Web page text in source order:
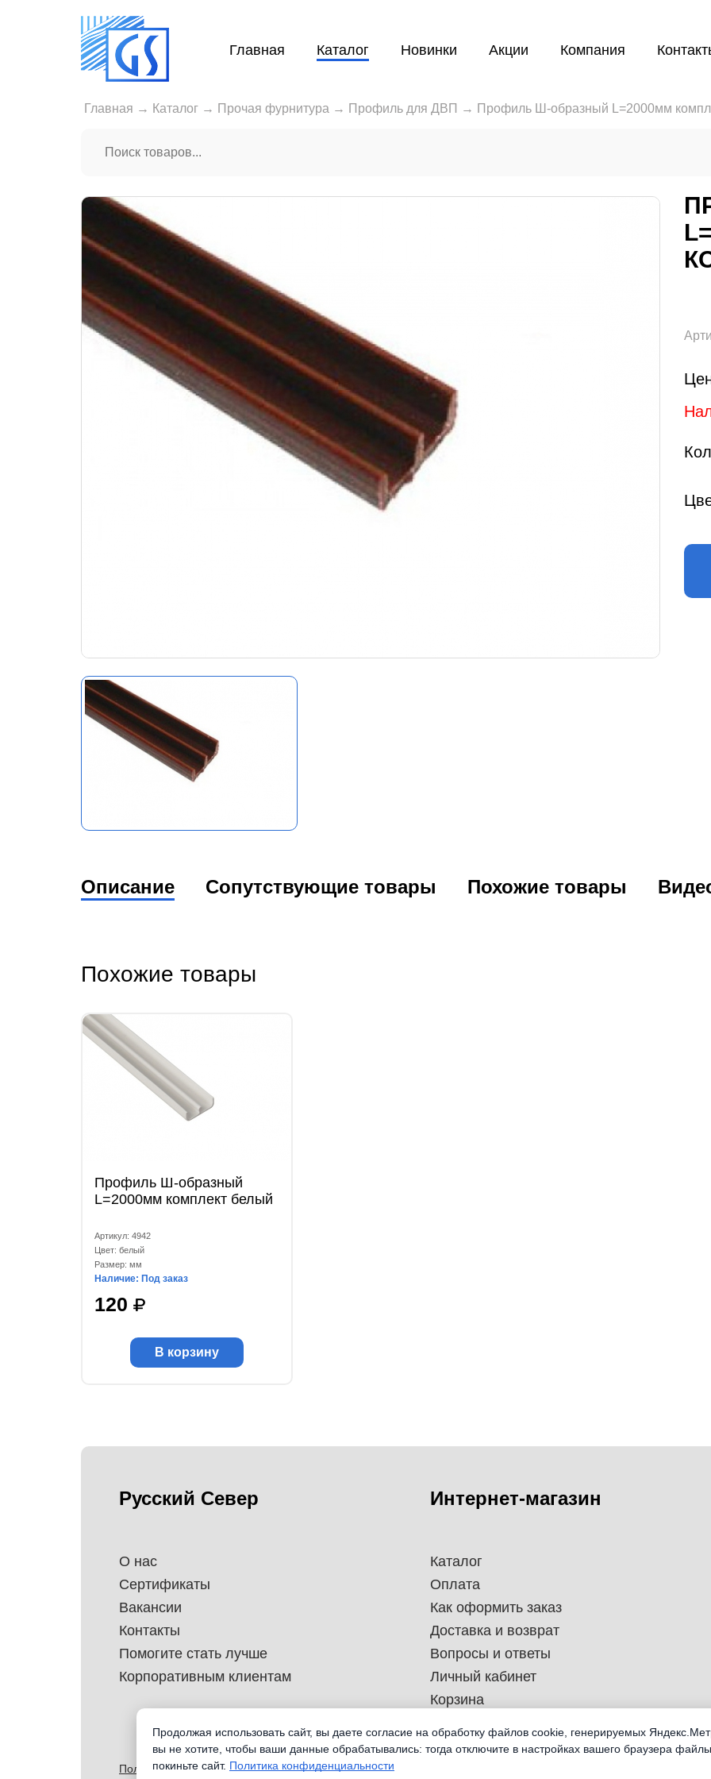
Главная Каталог Новинки Акции Компания
Главная → Каталог → Прочая фурнитура → Профиль для ДВП → Профиль Ш-образный L=2000мм
Описание Сопутствующие товары Похожие товары
Похожие товары
Профиль Ш-образный
L=2000мм комплект белый
Артикул: 4942
Цвет: белый
Размер: мм
Наличие: Под заказ
120
В корзину
Русский Север
О нас
Сертификаты
Вакансии
Контакты
Помогите стать лучше
Корпоративным клиентам
Интернет-магазин
Каталог
Оплата
Как оформить заказ
Доставка и возврат
Вопросы и ответы
Личный кабинет
Корзина
Политика обработки перснональных данных
Продолжая использовать сайт, вы даете согласие на обработку файлов cookie, генерируемых
вы не хотите, чтобы ваши данные обрабатывались: тогда отключите в настройках вашего браузера
покиньте сайт. Политика конфиденциальности